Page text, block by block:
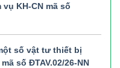
KH-CN mã số
số vật tư thiết bị
số ĐTAV.02/26-NN